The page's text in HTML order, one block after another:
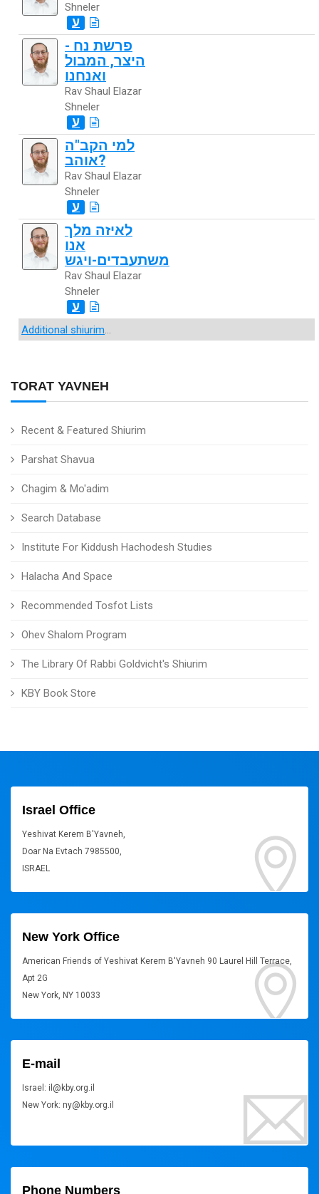
TORAT YAVNEH
Recent & Featured Shiurim
Parshat Shavua
Chagim & Mo'adim
Search Database
Institute For Kiddush Hachodesh Studies
Halacha And Space
Recommended Tosfot Lists
Ohev Shalom Program
The Library Of Rabbi Goldvicht's Shiurim
KBY Book Store
Shneler
ע
פרשת נח -
היצר, המבול
ואנחנו
Rav Shaul Elazar
Shneler
ע
למי הקב"ה
אוהב?
Rav Shaul Elazar
Shneler
ע
לאיזה מלך
אנו
משתעבדים-ויגש
Rav Shaul Elazar
Shneler
ע
Additional shiurim...
Israel Office
Yeshivat Kerem B'Yavneh,
Doar Na Evtach 7985500,
ISRAEL
New York Office
American Friends of Yeshivat Kerem B'Yavneh 90 Laurel Hill Terrace,
Apt 2G
New York, NY 10033
E-mail
Israel: il@kby.org.il
New York: ny@kby.org.il
Phone Numbers